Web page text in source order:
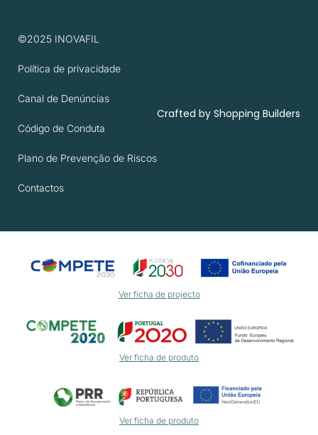
©2025 INOVAFIL
Política de privacidade
Canal de Denúncias
Código de Conduta
Plano de Prevenção de Riscos
Contactos
Crafted by Shopping Builders
Ver ficha de projecto
Ver ficha de produto
Ver ficha de produto